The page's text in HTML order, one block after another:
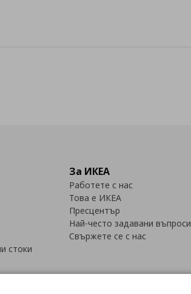
стоки
За ИКЕА
Работете с нас
Това е ИКЕА
Пресцентър
Най-често задавани въпроси
Свържете се с нас